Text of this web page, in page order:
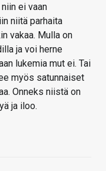
ei vaan
niitä parhaita
vakaa. Mulla on
ja voi herne
lukemia mut ei. Tai
myös satunnaiset
Onneks niistä on
ja iloo.